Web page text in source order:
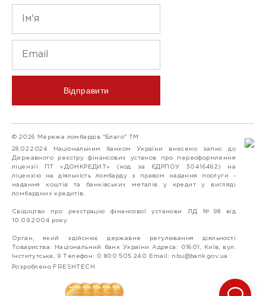
Відправити
© 2026 Мережа ломбардів "Благо" ТМ
28.02.2024 Національним банком України внесено запис до
Державного реєстру фінансових установ про переоформлення
ліцензії ПТ «ДОНКРЕДИТ» (код за ЄДРПОУ 30416462) на
ліцензію на діяльність ломбарду з правом надання послуги -
надання коштів та банківських металів у кредит у вигляді
ломбардних кредитів.
Свідоцтво про реєстрацію фінансової установи ЛД №98 від
10.09.2004 року
Орган, який здійснює державне регулювання діяльності
Товариства: Національний банк України Адреса: 01601, Київ, вул.
Інститутська, 9 Телефон: 0 800 505 240 Email: nbu@bank.gov.ua
Розроблено FRESHTECH